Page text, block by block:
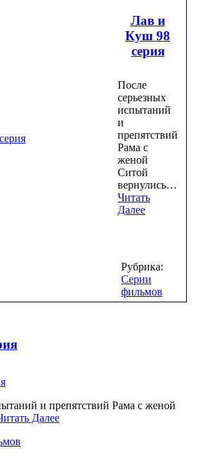
Лав и
Куш 98
серия
После
серьезных
испытаний
и
препятствий
Рама с
женой
Ситой
вернулись…
Читать
Далее
Рубрика:
Серии
фильмов
и препятствий Рама с женой
Далее